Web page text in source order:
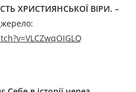
ХРИСТИЯНСЬКОЇ ВІРИ. –